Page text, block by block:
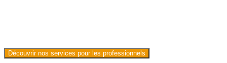
Découvrir nos services pour les professionnels